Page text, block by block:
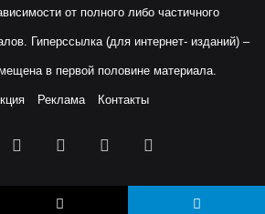
от полного либо частичного
Гиперссылка (для интернет- изданий) –
в первой половине материала.
Реклама Контакты
YouTubeInstagram